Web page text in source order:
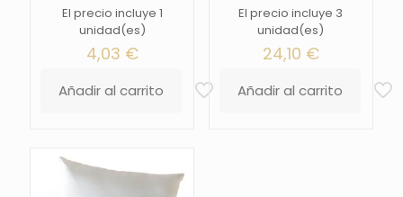
El precio incluye 1
unidad(es)
4,03 €
Añadir al carrito
El precio incluye 3
unidad(es)
24,10 €
Añadir al carrito